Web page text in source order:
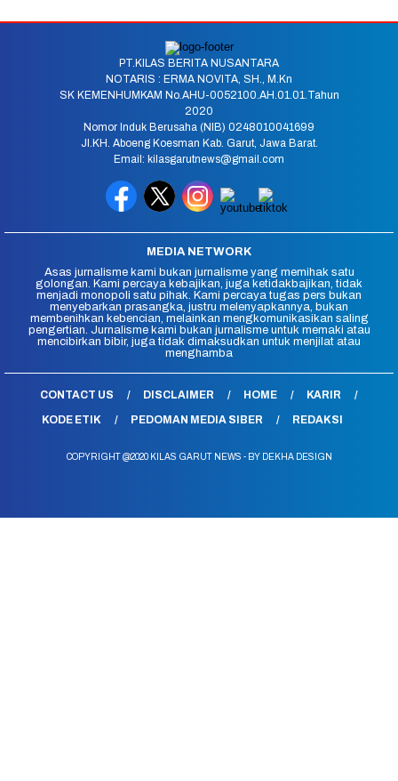
PT.KILAS BERITA NUSANTARA
NOTARIS : ERMA NOVITA, SH., M.Kn
SK KEMENHUMKAM No.AHU-0052100.AH.01.01.Tahun
2020
Nomor Induk Berusaha (NIB) 0248010041699
Jl.KH. Aboeng Koesman Kab. Garut, Jawa Barat.
Email: kilasgarutnews@gmail.com
MEDIA NETWORK
Asas jurnalisme kami bukan jurnalisme yang memihak satu
golongan. Kami percaya kebajikan, juga ketidakbajikan, tidak
menjadi monopoli satu pihak. Kami percaya tugas pers bukan
menyebarkan prasangka, justru melenyapkannya, bukan
membenihkan kebencian, melainkan mengkomunikasikan saling
pengertian. Jurnalisme kami bukan jurnalisme untuk memaki atau
mencibirkan bibir, juga tidak dimaksudkan untuk menjilat atau
menghamba
CONTACT US DISCLAIMER HOME
KARIR
KODE ETIK
PEDOMAN MEDIA SIBER REDAKSI
COPYRIGHT @2020 KILAS GARUT NEWS - BY DEKHA DESIGN